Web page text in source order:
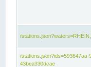
/
/
43bea330dcae